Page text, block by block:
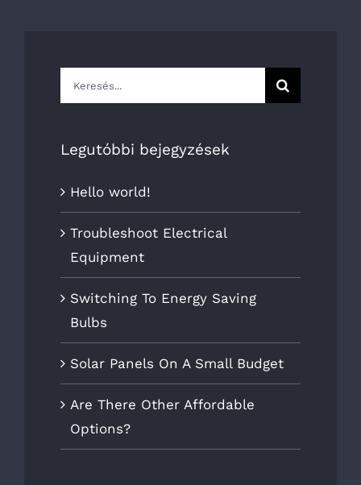
Keresés...
Legutóbbi bejegyzések
Hello world!
Troubleshoot Electrical
Equipment
Switching To Energy Saving
Bulbs
Solar Panels On A Small Budget
Are There Other Affordable
Options?